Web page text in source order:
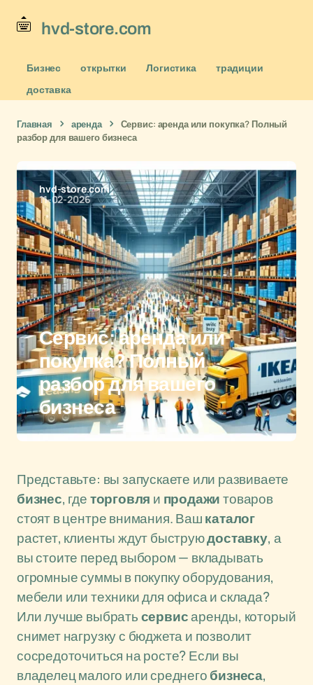
hvd-store.com
Бизнес открытки Логистика
традиции
доставка
Главная аренда
Сервис: аренда или покупка? Полный
разбор для вашего бизнеса
hvd-store.com
11-02-2026
Сервис: аренда или
покупка? Полный
разбор для вашего
бизнеса
Представьте: вы запускаете или развиваете
бизнес, гдеторговля и продажитоваров
стоят в центре внимания. Вашкаталог
растет, клиенты ждут быструюдоставку, а
вы стоите перед выбором — вкладывать
огромные суммы в покупку оборудования,
мебели или техники для офиса и склада?
Или лучше выбратьсервисаренды, который
снимет нагрузку с бюджета и позволит
сосредоточиться на росте? Если вы
владелец малого или среднегобизнеса,